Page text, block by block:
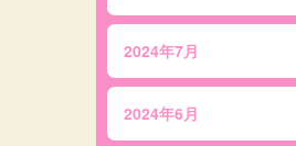
2024年7月
2024年6月